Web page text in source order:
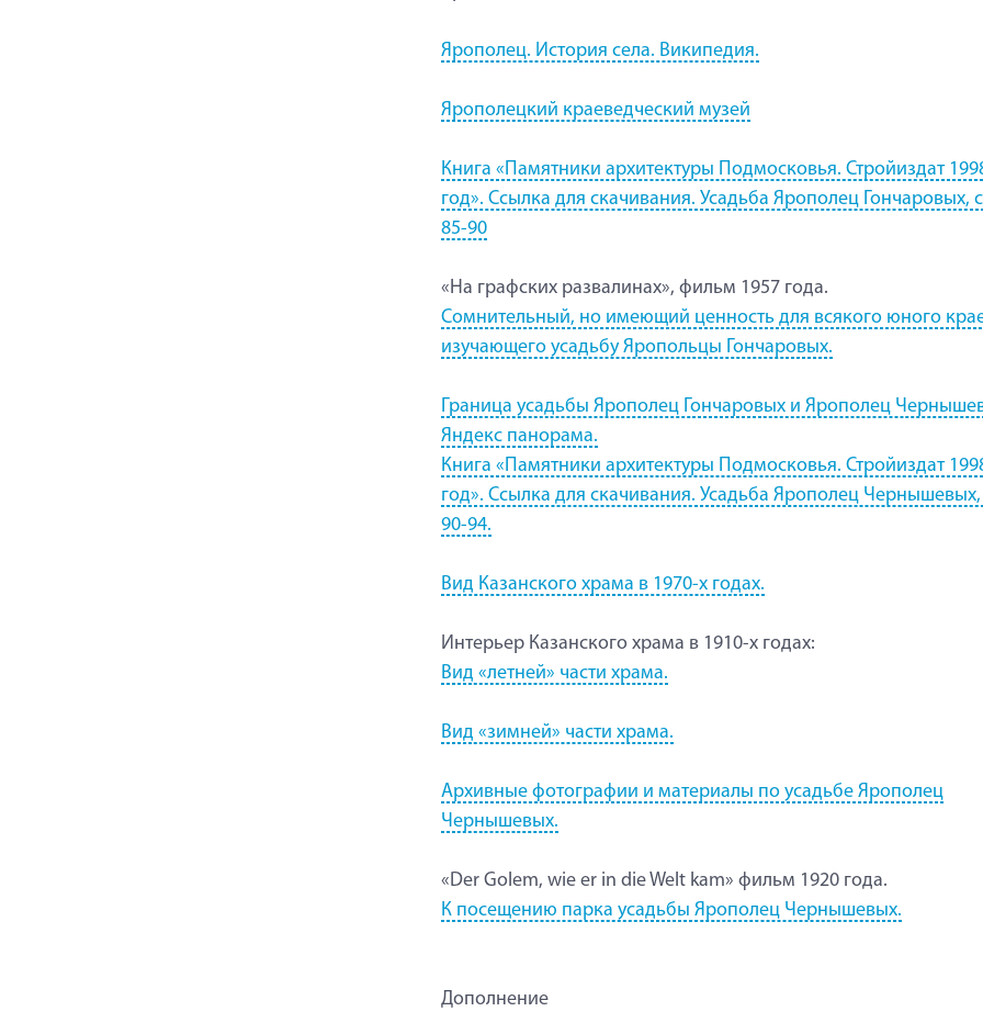
Ярополец. История села. Википедия.
Ярополецкий краеведческий музей
Книга «Памятники архитектуры Подмосковья. Стройиздат
год». Ссылка для скачивания. Усадьба Ярополец Гончаровых,
85-90
«На графских развалинах», фильм 1957 года.
Сомнительный, но имеющий ценность для всякого юного
изучающего усадьбу Яропольцы Гончаровых.
Граница усадьбы Ярополец Гончаровых и Ярополец
Яндекс панорама.
Книга «Памятники архитектуры Подмосковья. Стройиздат
год». Ссылка для скачивания. Усадьба Ярополец Чернышевых,
90-94.
Вид Казанского храма в 1970-х годах.
Интерьер Казанского храма в 1910-х годах:
Вид «летней» части храма.
Вид «зимней» части храма.
Архивные фотографии и материалы по усадьбе Ярополец
Чернышевых.
«Der Golem, wie er in die Welt kam» фильм 1920 года.
К посещению парка усадьбы Ярополец Чернышевых.
Дополнение